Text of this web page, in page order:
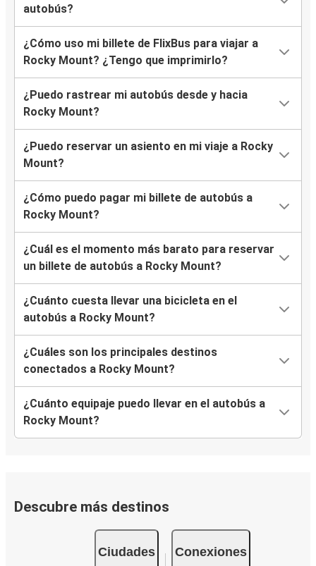
autobús?
¿Cómo uso mi billete de FlixBus para viajar a
Rocky Mount? ¿Tengo que imprimirlo?
¿Puedo rastrear mi autobús desde y hacia
Rocky Mount?
¿Puedo reservar un asiento en mi viaje a Rocky
Mount?
¿Cómo puedo pagar mi billete de autobús a
Rocky Mount?
¿Cuál es el momento más barato para reservar
un billete de autobús a Rocky Mount?
¿Cuánto cuesta llevar una bicicleta en el
autobús a Rocky Mount?
¿Cuáles son los principales destinos
conectados a Rocky Mount?
¿Cuánto equipaje puedo llevar en el autobús a
Rocky Mount?
Descubre más destinos
Ciudades Conexiones